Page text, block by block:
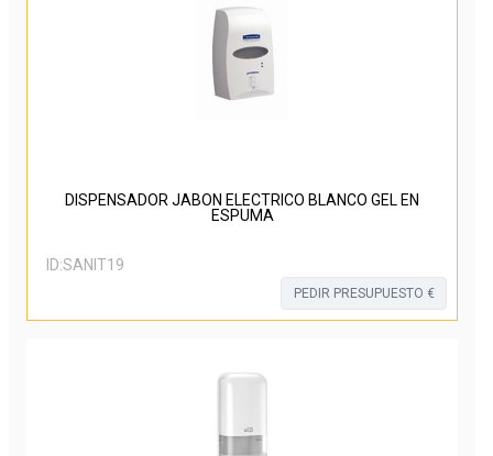
DISPENSADOR JABON ELECTRICO BLANCO GEL EN
ESPUMA
ID:SANIT19
PEDIR PRESUPUESTO €